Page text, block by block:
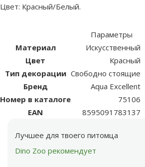
Цвет: Красный/Белый.
Параметры
Материал
Искусственный
Цвет
Красный
Тип декорации Свободно стоящие
Бренд
Aqua Excellent
Номер в каталоге
75106
EAN
8595091783137
Лучшее для твоего питомца
Dino Zoo рекомендует